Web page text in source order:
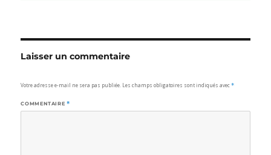
Laisser un commentaire
Votre adresse e-mail ne sera pas publiée. Les champs obligatoires sont indiqués avec*
COMMENTAIRE *